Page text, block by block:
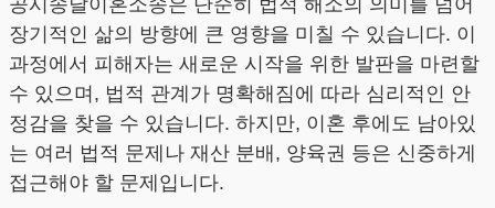
공시송달이혼소송은 단순히 법적 해소의 의미를 넘어
장기적인 삶의 방향에 큰 영향을 미칠 수 있습니다. 이
과정에서 피해자는 새로운 시작을 위한 발판을 마련할
수 있으며, 법적 관계가 명확해짐에 따라 심리적인 안
정감을 찾을 수 있습니다. 하지만, 이혼 후에도 남아있
는 여러 법적 문제나 재산 분배, 양육권 등은 신중하게
접근해야 할 문제입니다.